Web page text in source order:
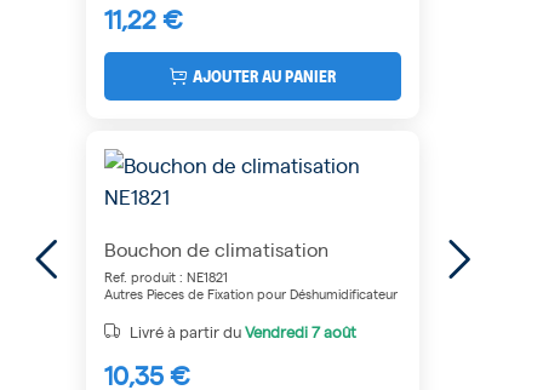
11,22 €
AJOUTER AU PANIER
Bouchon de climatisation
Ref. produit : NE1821
Autres Pieces de Fixation pour Déshumidificateur
Livré à partir duVendredi7 août
10,35 €